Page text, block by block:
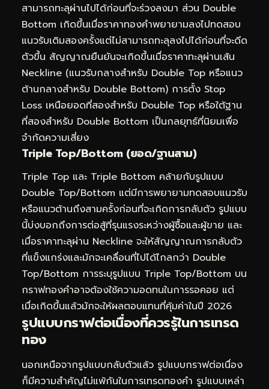
สามารถทะลุผ่านไปได้ก่อนที่จะร่วงลงมา ส่วน Double
Bottom เกิดขึ้นเมื่อราคาทองคำพยายามลงไปทดสอบ
แนวรับเดิมสองครั้งแต่ไม่สามารถทะลุลงไปได้ก่อนที่จะดีด
ตัวขึ้น สัญญาณยืนยันจะเกิดขึ้นเมื่อราคาทะลุผ่านเส้น
Neckline (แนวรับกลางสำหรับ Double Top หรือแนว
ต้านกลางสำหรับ Double Bottom) การตั้ง Stop
Loss เหนือยอดที่สองสำหรับ Double Top หรือใต้ฐาน
ที่สองสำหรับ Double Bottom เป็นกลยุทธ์ที่นิยมเพื่อ
จำกัดความเสี่ยง
Triple Top/Bottom (ยอด/ฐานสาม)
Triple Top และ Triple Bottom คล้ายกับรูปแบบ
Double Top/Bottom แต่มีการพยายามทดสอบแนวรับ
หรือแนวต้านถึงสามครั้งก่อนที่จะเกิดการกลับตัว รูปแบบ
นี้บ่งบอกถึงการต่อสู้ที่รุนแรงระหว่างผู้ซื้อและผู้ขาย และ
เมื่อราคาทะลุผ่าน Neckline จะให้สัญญาณการกลับตัว
ที่แข็งแกร่งและมักจะเคลื่อนที่ไปได้ไกลกว่า Double
Top/Bottom การระบุรูปแบบ Triple Top/Bottom บน
กราฟทองคำอาจต้องใช้ความอดทนในการรอคอย แต่
เมื่อเกิดขึ้นแล้วมักจะให้ผลตอบแทนที่คุ้มค่าในปี 2026
รูปแบบกราฟต่อเนื่องที่ควรรู้ในการเทรด
ทอง
นอกเหนือจากรูปแบบกลับตัวแล้ว รูปแบบกราฟต่อเนื่อง
ก็มีความสำคัญไม่แพ้กันในการเทรดทองคำ รูปแบบเหล่า